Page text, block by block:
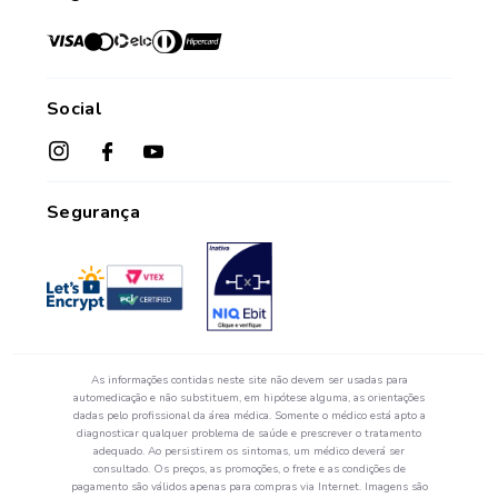
Crediário Web
Política de Troca e Devolução
Lista de Desejos
Fale Conosco
Seja um Franqueado
Perguntas Frequentes
sac@farmasaorafaelcom.br
de segunda a sexta-feira.*
Social
Segurança
As informações contidas neste site não devem ser usadas para
automedicação e não substituem, em hipótese alguma, as orientações
dadas pelo profissional da área médica. Somente o médico está apto a
diagnosticar qualquer problema de saúde e prescrever o tratamento
adequado. Ao persistirem os sintomas, um médico deverá ser
consultado. Os preços, as promoções, o frete e as condições de
pagamento são válidos apenas para compras via Internet. Imagens são